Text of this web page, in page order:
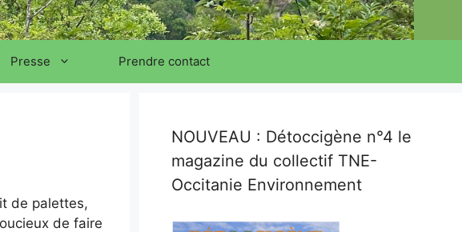
Presse Prendre contact
de palettes,
de faire
NOUVEAU : Détoccigène n°4 le
magazine du collectif TNE-
Occitanie Environnement